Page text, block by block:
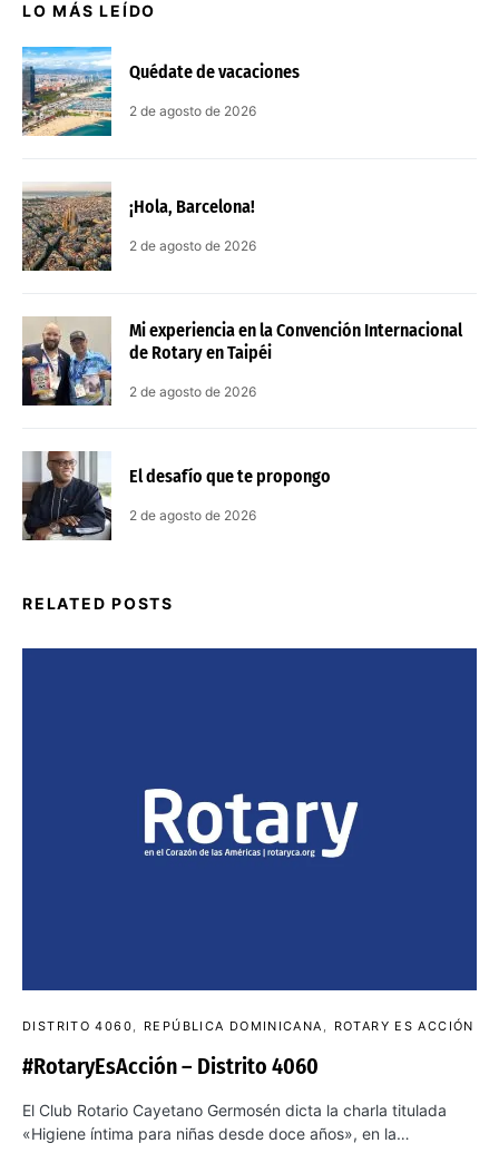
LO MÁS LEÍDO
Quédate de vacaciones
2 de agosto de 2026
¡Hola, Barcelona!
2 de agosto de 2026
Mi experiencia en la Convención Internacional
de Rotary en Taipéi
2 de agosto de 2026
El desafío que te propongo
2 de agosto de 2026
RELATED POSTS
DISTRITO 4060 REPÚBLICA DOMINICANA ROTARY ES ACCIÓN
#RotaryEsAcción – Distrito 4060
El Club Rotario Cayetano Germosén dicta la charla titulada
«Higiene íntima para niñas desde doce años», en la…